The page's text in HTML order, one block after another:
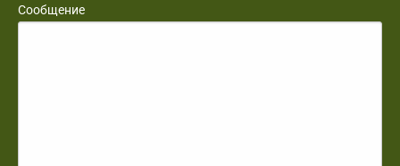
Сообщение